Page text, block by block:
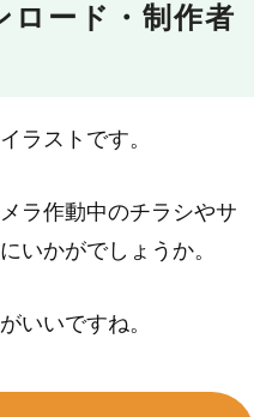
ロード・制作者
ラストです。
ラ作動中のチラシやサ
いかがでしょうか。
いいですね。